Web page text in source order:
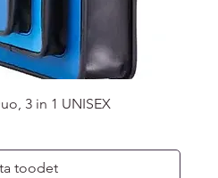
3 in 1 UNISEX
toodet